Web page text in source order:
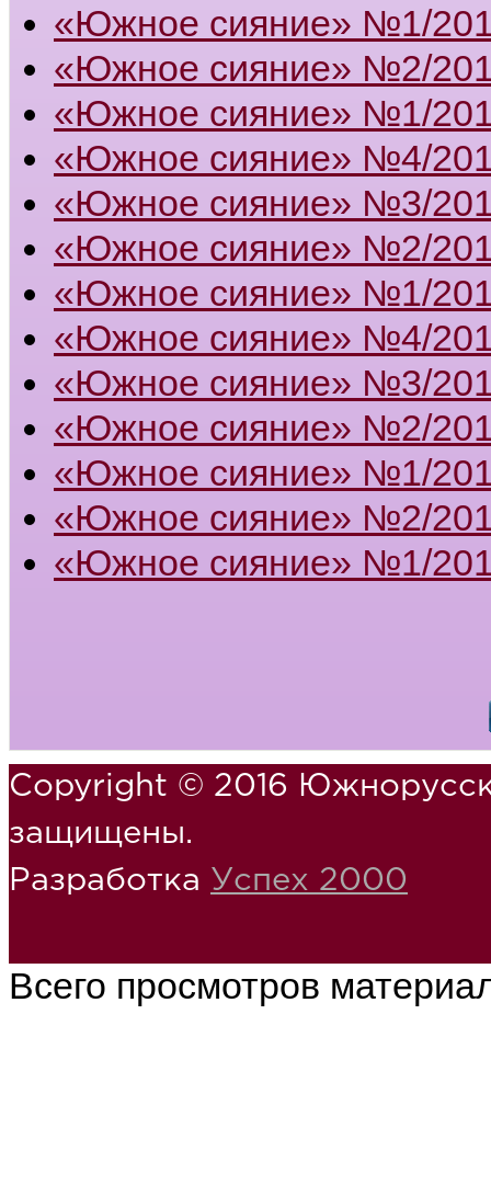
«Южное сияние» №1/
«Южное сияние» №2/
«Южное сияние» №1/
«Южное сияние» №4/
«Южное сияние» №3/
«Южное сияние» №2/
«Южное сияние» №1/
«Южное сияние» №4/
«Южное сияние» №3/
«Южное сияние» №2/
«Южное сияние» №1/
«Южное сияние» №2/
«Южное сияние» №1/
Copyright © 2016
защищены.
Разработка Успех 2000
Всего просмотров